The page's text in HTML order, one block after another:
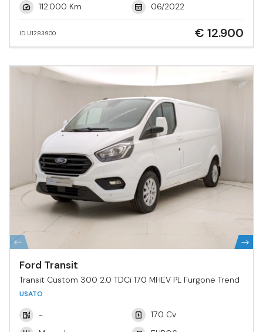
112.000 Km
06/2022
ID U1283900 € 12.900
Ford Transit
Transit Custom 300 2.0 TDCi 170 MHEV PL Furgone Trend
USATO
-
170 Cv